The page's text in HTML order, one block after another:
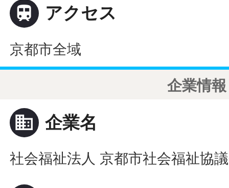
 アクセス
京都市全域
企業情報
business 企業名
社会福祉法人 京都市社会福祉協